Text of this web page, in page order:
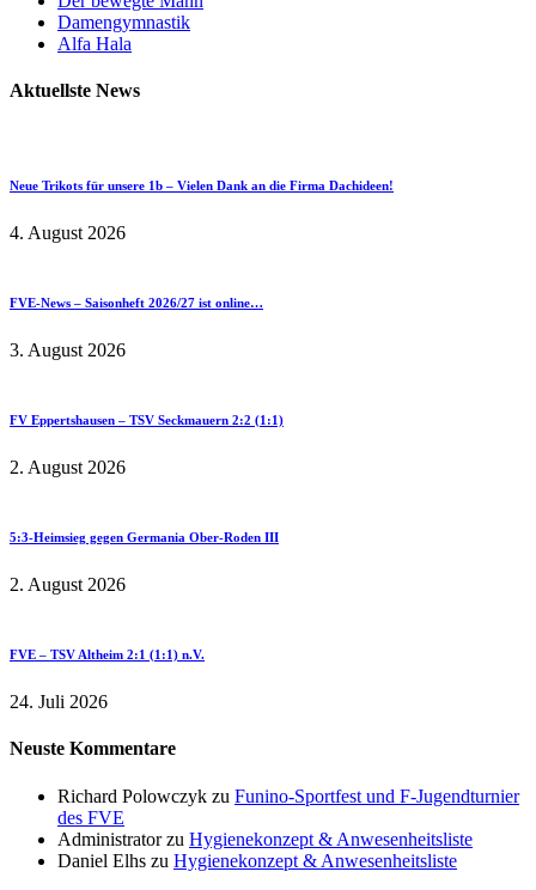
Damengymnastik
Alfa Hala
Aktuellste News
Neue Trikots für unsere 1b – Vielen Dank an die Firma Dachideen!
4. August 2026
FVE-News – Saisonheft 2026/27 ist online…
3. August 2026
FV Eppertshausen – TSV Seckmauern 2:2 (1:1)
2. August 2026
5:3-Heimsieg gegen Germania Ober-Roden III
2. August 2026
FVE – TSV Altheim 2:1 (1:1) n.V.
24. Juli 2026
Neuste Kommentare
Richard Polowczyk zu Funino-Sportfest und F-Jugendturnier
des FVE
Administratorzu Hygienekonzept & Anwesenheitsliste
Daniel Elhs zu Hygienekonzept & Anwesenheitsliste